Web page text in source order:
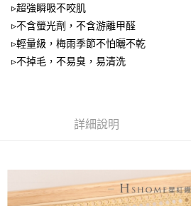
ATM付款
運送方式
全家取貨付款
每筆NT$60，滿NT$999(含以上)免運費
每筆NT$120，滿NT$999(含以上)免運費
▹超強瞬吸不咬肌
▹不含螢光劑，不含游離甲醛
▹輕量級，梅雨季節不怕曬不乾
▹不掉毛，不易臭，易清洗
詳細說明